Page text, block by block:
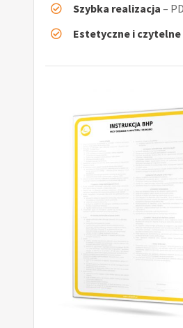
Szybka realizacja –
Estetyczne i